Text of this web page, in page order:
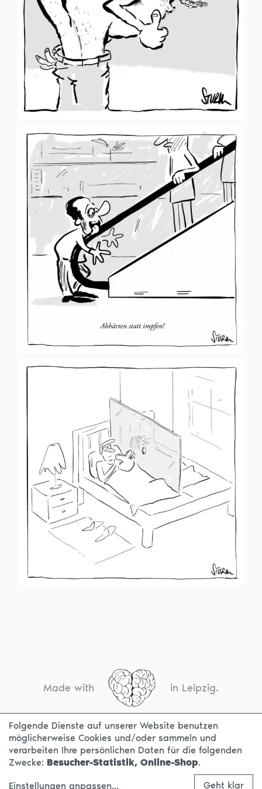
Made with in Leipzig.
KONTAKT IMPRESSUM DATENSCHUTZ
Folgende Dienste auf unserer Website benutzen
möglicherweise Cookies und/oder sammeln und
verarbeiten Ihre persönlichen Daten für die folgenden
Zwecke: Besucher-Statistik, Online-Shop.
Einstellungen anpassen... Geht klar